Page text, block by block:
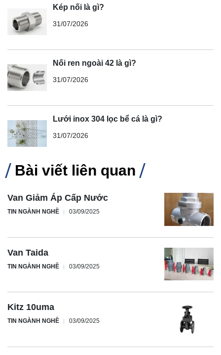
Kép nối là gì?
31/07/2026
Nối ren ngoài 42 là gì?
31/07/2026
Lưới inox 304 lọc bể cá là gì?
31/07/2026
Bài viết liên quan
Van Giảm Áp Cấp Nước
TIN NGÀNH NGHỀ 03/09/2025
Van Taida
TIN NGÀNH NGHỀ 03/09/2025
Kitz 10uma
TIN NGÀNH NGHỀ 03/09/2025